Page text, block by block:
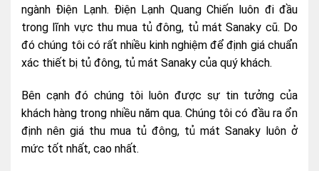
ngành Điện Lạnh. Điện Lạnh Quang Chiến luôn đi đầu
trong lĩnh vực thu mua tủ đông, tủ mát Sanaky cũ. Do
đó chúng tôi có rất nhiều kinh nghiệm để định giá chuẩn
xác thiết bị tủ đông, tủ mát Sanaky của quý khách.
Bên cạnh đó chúng tôi luôn được sự tin tưởng của
khách hàng trong nhiều năm qua. Chúng tôi có đầu ra ổn
định nên giá thu mua tủ đông, tủ mát Sanaky luôn ở
mức tốt nhất, cao nhất.